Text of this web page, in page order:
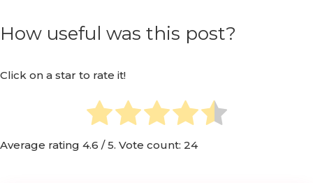
How useful was this post?
Click on a star to rate it!
Average rating 4.6 / 5. Vote count: 24